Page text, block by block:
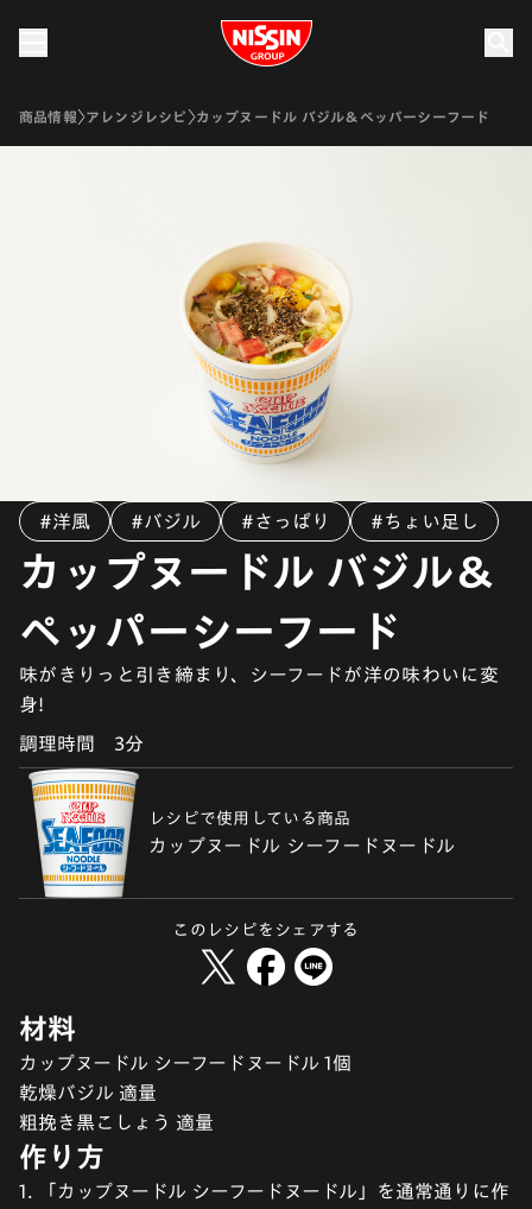
Nissin Group
商品情報 アレンジレシピ カップヌードル バジル＆ペッパーシーフード
#洋風 #バジル #さっぱり #ちょい足し
カップヌードル バジル＆
ペッパーシーフード
味がきりっと引き締まり、シーフードが洋の味わいに変
身!
調理時間 3分
レシピで使用している商品
カップヌードル シーフードヌードル
このレシピをシェアする
材料
カップヌードル シーフードヌードル 1個
乾燥バジル 適量
粗挽き黒こしょう 適量
作り方
1. 「カップヌードル シーフードヌードル」を通常通りに作